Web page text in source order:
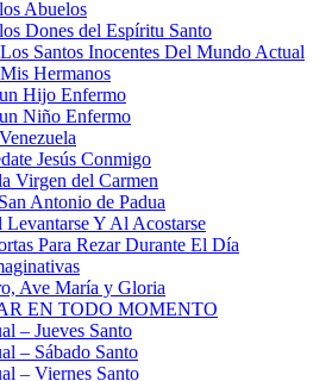
Abuelos
Dones del Espíritu Santo
Santos Inocentes Del Mundo Actual
Hermanos
Hijo Enfermo
Niño Enfermo
Jesús Conmigo
Virgen del Carmen
Antonio de Padua
Levantarse Y Al Acostarse
Para Rezar Durante El Día
Ave María y Gloria
EN TODO MOMENTO
– Jueves Santo
– Sábado Santo
– Viernes Santo